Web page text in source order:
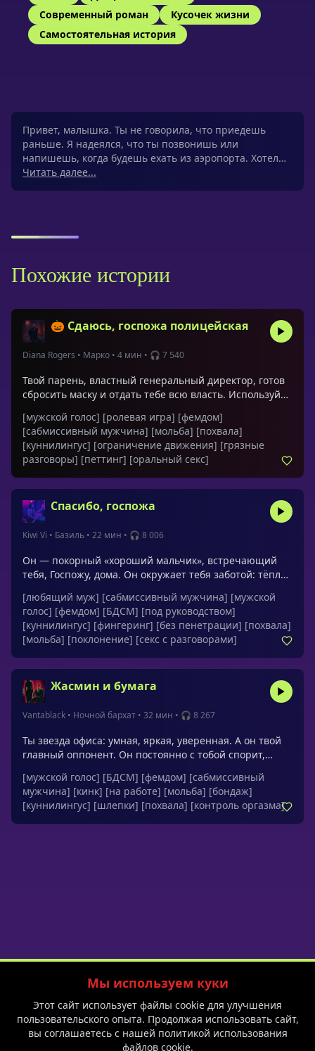
Современный роман
Кусочек жизни
Самостоятельная история
Привет, малышка. Ты не говорила, что приедешь
раньше. Я надеялся, что ты позвонишь или
напишешь, когда будешь ехать из аэропорта. Хотел…
Читать далее...
Похожие истории
🎃 Сдаюсь, госпожа полицейская
Diana Rogers • Марко • 4 мин • 🎧 7 540
Твой парень, властный генеральный директор, готов
сбросить маску и отдать тебе всю власть. Используй
фантазию о полном доминировании. Пристегни его
наручниками к кровати и заставь умолять тебя о
прикосновении.Обращения: милая, любимая,
кошечка, дорогая, родная, госпожа полицейская,
малышка, чертовка, любовь моя, детка
[мужской голос] [ролевая игра] [фемдом]
[сабмиссивный мужчина] [мольба] [похвала]
[куннилингус] [ограничение движения] [грязные
разговоры] [петтинг] [оральный секс]
Спасибо, госпожа
Kiwi Vi • Базиль • 22 мин • 🎧 8 006
Он — покорный «хороший мальчик», встречающий
тебя, Госпожу, дома. Он окружает тебя заботой: тёплой
телу. Ночь превращается в нежный фемдом-ритуал с
вниманием к твоему удовольствию, где его
единственное желание — служить тебе и быть
хорошим мальчиком.Обращения: моя королева,
госпожа, моя дорогая
[любящий муж] [сабмиссивный мужчина] [мужской
голос] [фемдом] [БДСМ] [под руководством]
[куннилингус] [фингеринг] [без пенетрации] [похвала]
[мольба] [поклонение] [секс с разговорами]
Жасмин и бумага
Vantablack • Ночной бархат • 32 мин • 🎧 8 267
Ты звезда офиса: умная, яркая, уверенная. А он твой
главный оппонент. Он постоянно с тобой спорит,
каждой твоей ошибкой. В коллективе уверены, что это
зависть. Но на самом деле он каждый раз ищет повод
заговорить с тобой. Просто не знает, как подойти
иначе.Обращения: малышка, шалунишка
[мужской голос] [БДСМ] [фемдом] [сабмиссивный
мужчина] [кинк] [на работе] [мольба] [бондаж]
[куннилингус] [шлепки] [похвала] [контроль оргазма]
Пользовательское соглашение
F.A.Q.Спешл на 8 марта
Мы используем куки
Этот сайт использует файлы cookie для улучшения
пользовательского опыта. Продолжая использовать сайт,
вы соглашаетесь с нашей политикой использования
файлов cookie.